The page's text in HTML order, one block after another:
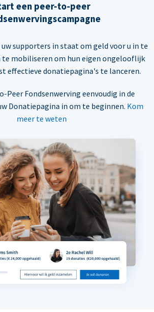
een peer-to-peer
supporters in staat om geld voor u in te
te mobiliseren om hun eigen ongelooflijk
effectieve donatiepagina's te lanceren.
Peer Fondsenwerving eenvoudig in de
Donatiepagina in om te beginnen. Kom
meer te weten